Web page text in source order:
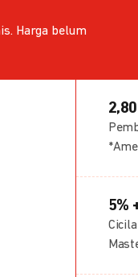
Harga belum
5%